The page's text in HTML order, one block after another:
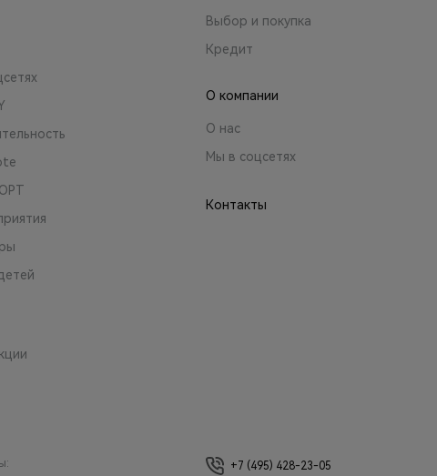
Выбор и покупка
Кредит
О компании
О нас
Мы в соцсетях
Контакты
+7 (495) 428-23-05